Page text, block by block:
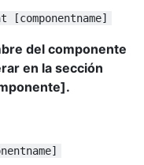
[componentname]
del componente
en la sección